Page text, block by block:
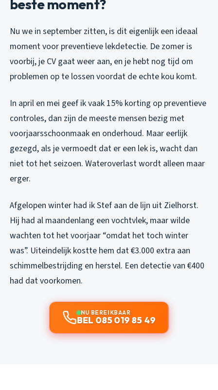
beste moment?
Nu we in september zitten, is dit eigenlijk een ideaal
moment voor preventieve lekdetectie. De zomer is
voorbij, je CV gaat weer aan, en je hebt nog tijd om
problemen op te lossen voordat de echte kou komt.
In april en mei geef ik vaak 15% korting op preventieve
controles, dan zijn de meeste mensen bezig met
voorjaarsschoonmaak en onderhoud. Maar eerlijk
gezegd, als je vermoedt dat er een lek is, wacht dan
niet tot het seizoen. Wateroverlast wordt alleen maar
erger.
Afgelopen winter had ik Stef aan de lijn uit Zielhorst.
Hij had al maandenlang een vochtvlek, maar wilde
wachten tot het voorjaar “omdat het toch winter
was”. Uiteindelijk kostte hem dat €3.000 extra aan
schimmelbestrijding en herstel. Een detectie van €400
had dat voorkomen.
NU BEREIKBAAR
BEL 085 019 85 49